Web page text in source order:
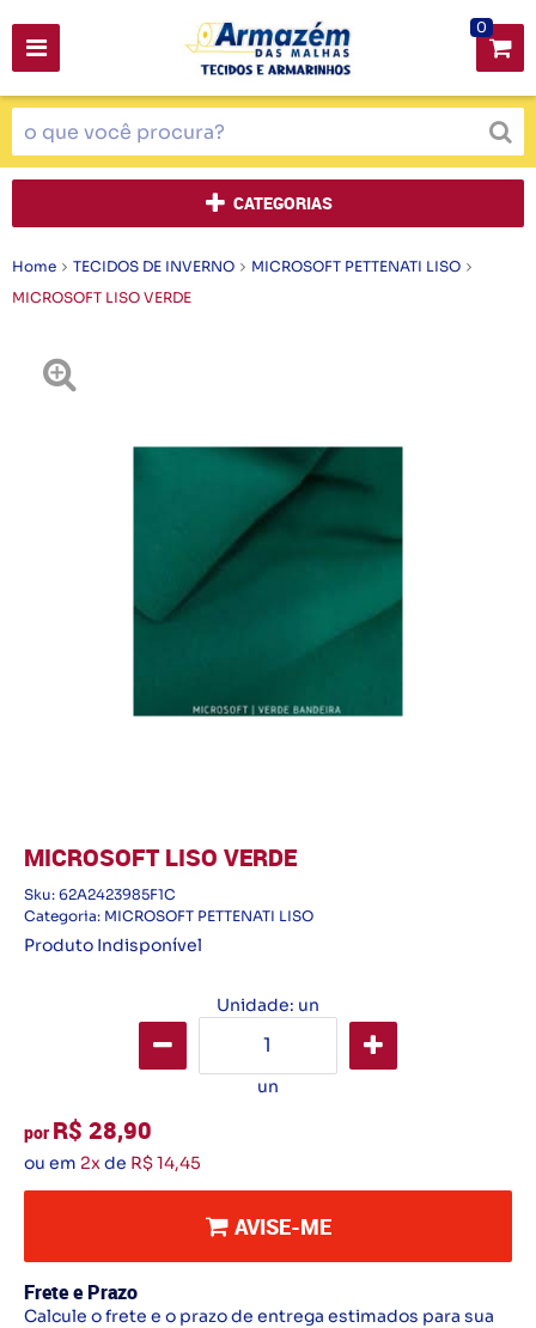
0
CATEGORIAS
Home TECIDOS DE INVERNO
MICROSOFT PETTENATI LISO
MICROSOFT LISO VERDE
MICROSOFT LISO VERDE
Sku: 62A2423985F1C
Categoria: MICROSOFT PETTENATI LISO
Produto Indisponível
Unidade: un
un
por R$ 28,90
ou em 2xde R$ 14,45
AVISE-ME
Frete e Prazo
Calcule o frete e o prazo de entrega estimados para sua